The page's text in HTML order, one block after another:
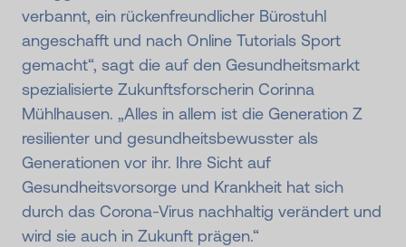
verbannt, ein rückenfreundlicher Bürostuhl
angeschafft und nach Online Tutorials Sport
gemacht“, sagt die auf den Gesundheitsmarkt
spezialisierte Zukunftsforscherin Corinna
Mühlhausen. „Alles in allem ist die Generation Z
resilienter und gesundheitsbewusster als
Generationen vor ihr. Ihre Sicht auf
Gesundheitsvorsorge und Krankheit hat sich
durch das Corona-Virus nachhaltig verändert und
wird sie auch in Zukunft prägen.“